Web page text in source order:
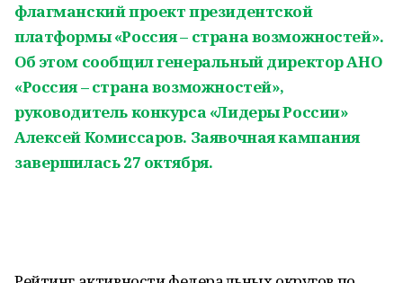
флагманский проект президентской
платформы «Россия – страна возможностей».
Об этом сообщил генеральный директор АНО
«Россия – страна возможностей»,
руководитель конкурса «Лидеры России»
Алексей Комиссаров. Заявочная кампания
завершилась 27 октября.